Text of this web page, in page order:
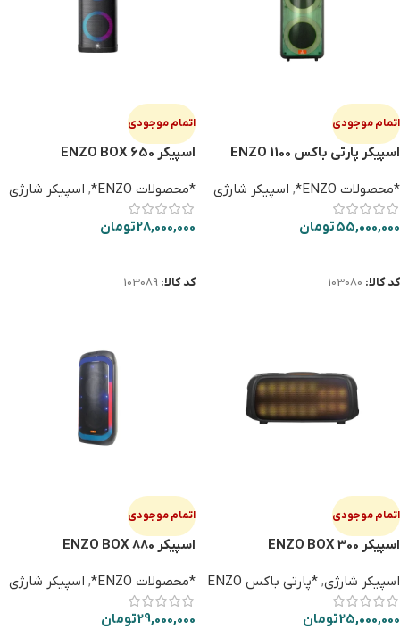
اتمام موجودی
اسپیکر پارتی باکس ENZO 1100
*محصولات ENZO* , اسپیکر شارژی
55,000,000تومان
کد کالا: 103080
اتمام موجودی
اسپيكر ENZO BOX 650
*محصولات ENZO* , اسپیکر شارژی
28,000,000تومان
کد کالا: 103089
اتمام موجودی
اسپيكر ENZO BOX 300
اسپیکر شارژی, *پارتی باکس ENZO
25,000,000تومان
اتمام موجودی
اسپيكر ENZO BOX 880
*محصولات ENZO* , اسپیکر شارژی
29,000,000تومان